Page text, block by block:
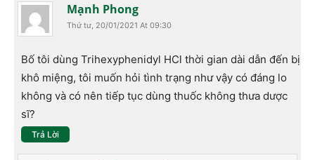
Mạnh Phong
Thứ tư, 20/01/2021 At 09:30
Bố tôi dùng Trihexyphenidyl HCl thời gian dài dẫn đến bị
khô miệng, tôi muốn hỏi tình trạng như vậy có đáng lo
không và có nên tiếp tục dùng thuốc không thưa dược
sĩ?
Trả Lời